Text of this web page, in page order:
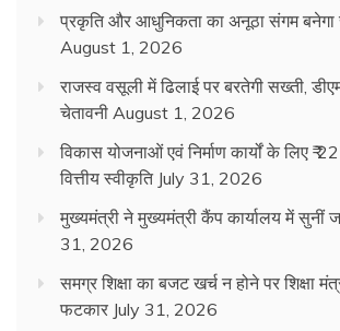
प्रकृति और आधुनिकता का अनूठा संगम बनेगा
August 1, 2026
राजस्व वसूली में ढिलाई पर बरतेगी सख्ती,
चेतावनी August 1, 2026
विकास योजनाओं एवं निर्माण कार्यों के लिए ₹
वित्तीय स्वीकृति July 31, 2026
मुख्यमंत्री ने मुख्यमंत्री कैंप कार्यालय में सुनीं
31, 2026
समग्र शिक्षा का बजट खर्च न होने पर शिक्षा
फटकार July 31, 2026